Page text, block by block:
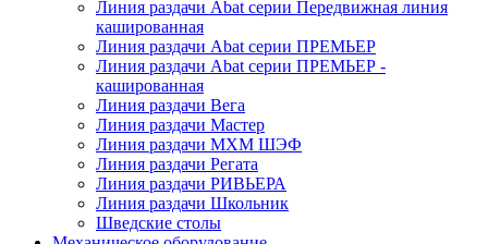
Линия раздачи Abat серии Передвижная линия
кашированная
Линия раздачи Abat серии ПРЕМЬЕР
Линия раздачи Abat серии ПРЕМЬЕР -
кашированная
Линия раздачи Вега
Линия раздачи Мастер
Линия раздачи МХМ ШЭФ
Линия раздачи Регата
Линия раздачи РИВЬЕРА
Линия раздачи Школьник
Шведские столы